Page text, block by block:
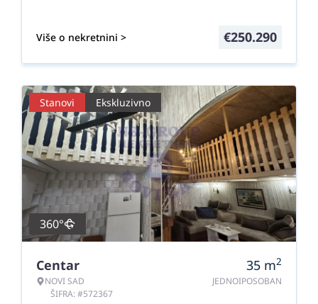
Više o nekretnini > €250.290
Stanovi Ekskluzivno
360°
Centar
NOVI SAD
ŠIFRA: #572367
35 m2
JEDNOIPOSOBAN